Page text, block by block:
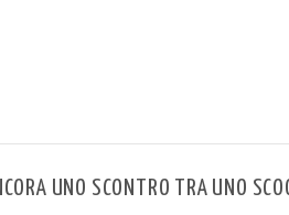
UNO SCONTRO TRA UNO